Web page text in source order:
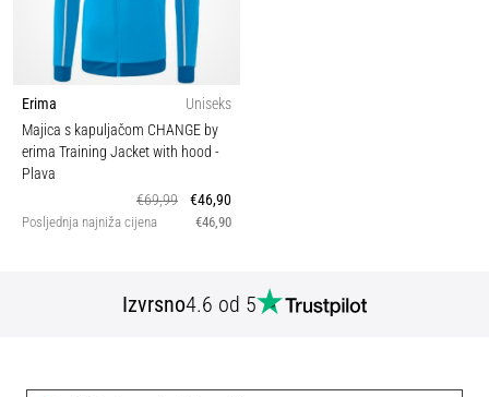
Erima
Uniseks
Majica s kapuljačom CHANGE by
erima Training Jacket with hood -
Plava
€69,99
€46,90
Posljednja najniža cijena €46,90
Izvrsno4.6 od 5